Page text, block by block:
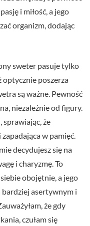
i miłość, a jego
organizm, dodając
sweter pasuje tylko
optycznie poszerza
są ważne. Pewność
niezależnie od figury.
sprawiając, że
w pamięć.
decydujesz się na
i charyzmę. To
obojętnie, a jego
bardziej asertywnym i
że gdy
czułam się